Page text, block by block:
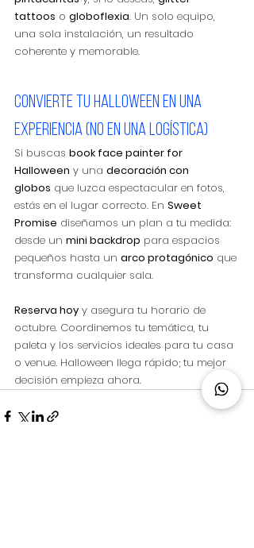
tattoos o globoflexia. Un solo equipo,
una sola instalación, un resultado
coherente y memorable.
Convierte tu Halloween en una
experiencia (no en una logística)
Si buscas book face painter for
Halloween y una decoración con
globos que luzca espectacular en fotos,
estás en el lugar correcto. En Sweet
Promise diseñamos un plan a tu medida:
desde un mini backdrop para espacios
pequeños hasta un arco protagónico que
transforma cualquier sala.
Reserva hoy y asegura tu horario de
octubre. Coordinemos tu temática, tu
paleta y los servicios ideales para tu casa
o venue. Halloween llega rápido; tu mejor
decisión empieza ahora.